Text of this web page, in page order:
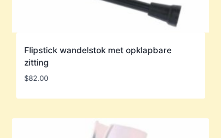
Flipstick wandelstok met opklapbare
zitting
$82.00